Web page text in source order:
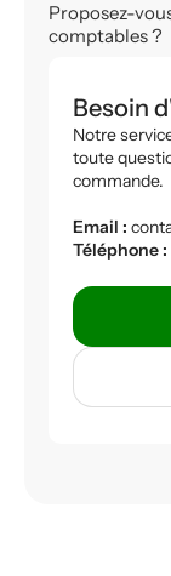
Besoin
Notre
toute
commande.
Email :
Téléphone :
Proposez-
comptables ?